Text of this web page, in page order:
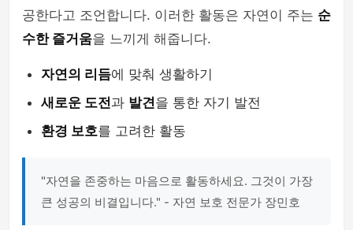
공한다고 조언합니다. 이러한 활동은 자연이 주는 순
수한 즐거움을 느끼게 해줍니다.
자연의 리듬에 맞춰 생활하기
새로운 도전과 발견을 통한 자기 발전
환경 보호를 고려한 활동
"자연을 존중하는 마음으로 활동하세요. 그것이 가장
큰 성공의 비결입니다." - 자연 보호 전문가 장민호